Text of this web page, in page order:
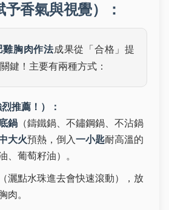
香氣與視覺）：
雞胸肉作法成果從「合格」提
鍵！主要有兩種方式：
推薦！）：
鍋 （鑄鐵鍋、不鏽鋼鍋、不沾鍋
大火預熱，倒入一小匙耐高溫的
、葡萄籽油）。
灑點水珠進去會快速滾動），放
肉。